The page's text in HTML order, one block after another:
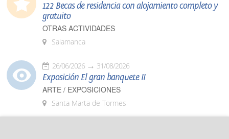
122 Becas de residencia con alojamiento completo y
gratuito
OTRAS ACTIVIDADES
Salamanca
26/06/2026 31/08/2026
Exposición El gran banquete II
ARTE / EXPOSICIONES
Santa Marta de Tormes